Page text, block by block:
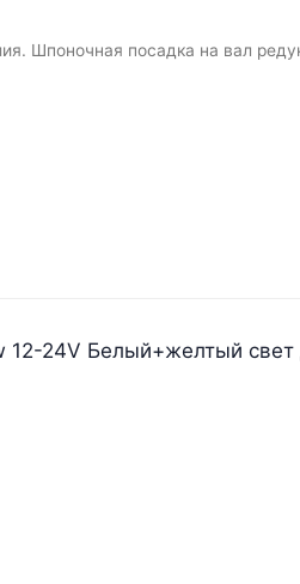
Шпоночная посадка на вал
24V Белый+желтый свет